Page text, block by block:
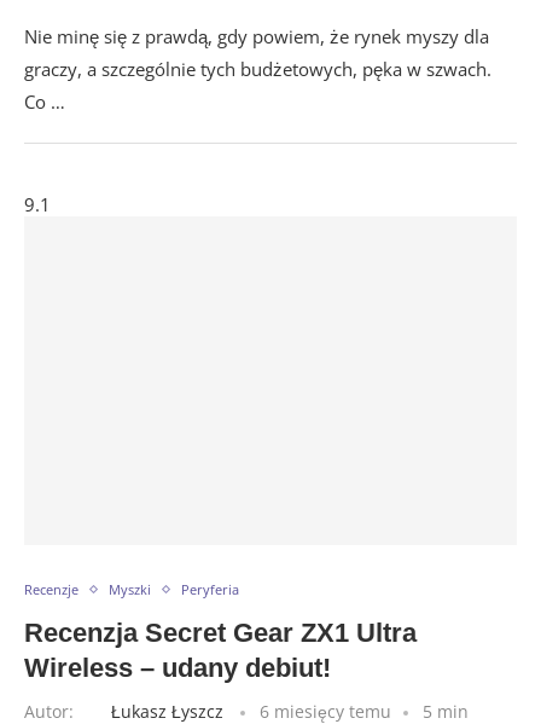
Nie minę się z prawdą, gdy powiem, że rynek myszy dla
graczy, a szczególnie tych budżetowych, pęka w szwach.
Co …
9.1
Recenzje Myszki Peryferia
Recenzja Secret Gear ZX1 Ultra
Wireless – udany debiut!
Autor: Łukasz Łyszcz 6 miesięcy temu
5 min